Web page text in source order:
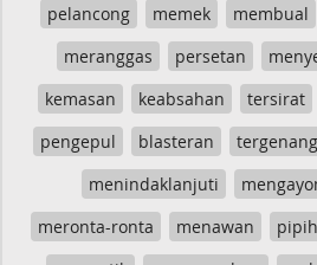
pelancong memek membual
meranggas
persetan
kemasan
keabsahan tersirat
pengepul
blasteran tergenang
menindaklanjuti
meronta-ronta
menawan pipih